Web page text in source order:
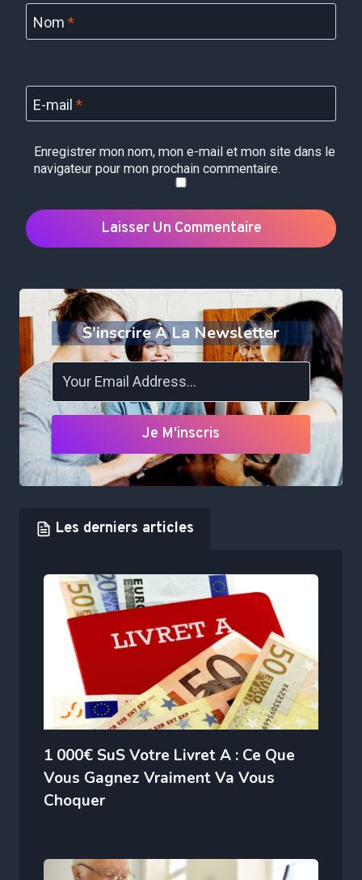
Nom *
E-mail *
Enregistrer mon nom, mon e-mail et mon site dans le
navigateur pour mon prochain commentaire.
S'inscrire À La Newsletter
Je M'inscris
Les derniers articles
1 000€ SuS Votre Livret A : Ce Que
Vous Gagnez Vraiment Va Vous
Choquer